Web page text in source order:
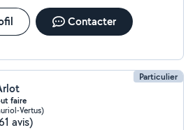
Contacter
Particulier
faire
Vertus)
avis)